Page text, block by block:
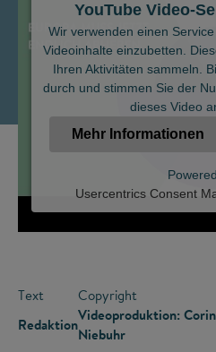
YouTube Video-
Wir verwenden einen
Videoinhalte einzubetten.
Ihren Aktivitäten sammeln.
durch und stimmen Sie der
dieses Video
Mehr Informationen
Usercentrics Consent
Text
Redaktion
Copyright
Videoproduktion:
Niebuhr